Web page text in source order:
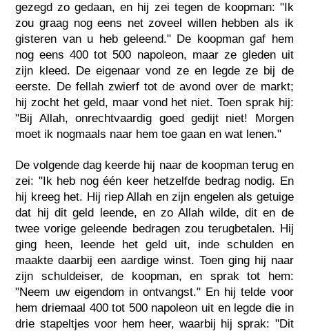
gezegd zo gedaan, en hij zei tegen de koopman: "Ik
zou graag nog eens net zoveel willen hebben als ik
gisteren van u heb geleend." De koopman gaf hem
nog eens 400 tot 500 napoleon, maar ze gleden uit
zijn kleed. De eigenaar vond ze en legde ze bij de
eerste. De fellah zwierf tot de avond over de markt;
hij zocht het geld, maar vond het niet. Toen sprak hij:
"Bij Allah, onrechtvaardig goed gedijt niet! Morgen
moet ik nogmaals naar hem toe gaan en wat lenen."
De volgende dag keerde hij naar de koopman terug en
zei: "Ik heb nog één keer hetzelfde bedrag nodig. En
hij kreeg het. Hij riep Allah en zijn engelen als getuige
dat hij dit geld leende, en zo Allah wilde, dit en de
twee vorige geleende bedragen zou terugbetalen. Hij
ging heen, leende het geld uit, inde schulden en
maakte daarbij een aardige winst. Toen ging hij naar
zijn schuldeiser, de koopman, en sprak tot hem:
"Neem uw eigendom in ontvangst." En hij telde voor
hem driemaal 400 tot 500 napoleon uit en legde die in
drie stapeltjes voor hem heer, waarbij hij sprak: "Dit